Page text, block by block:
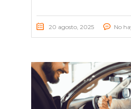
20 agosto, 2025 No